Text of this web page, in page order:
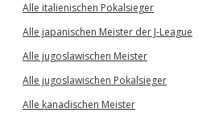
Alle italienischen Pokalsieger
Alle japanischen Meister der J-League
Alle jugoslawischen Meister
Alle jugoslawischen Pokalsieger
Alle kanadischen Meister